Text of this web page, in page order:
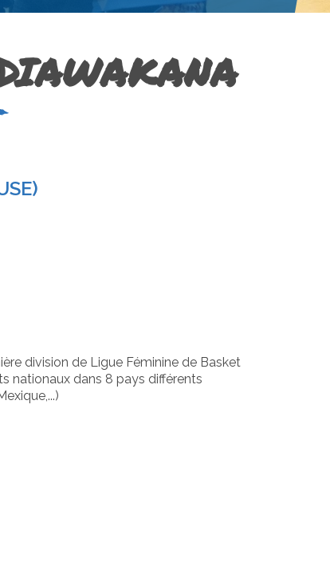
division de Ligue Féminine de Basket
nationaux dans 8 pays différents